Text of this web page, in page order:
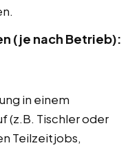
(je nach Betrieb):
in einem
(z.B. Tischler oder
Teilzeitjobs,